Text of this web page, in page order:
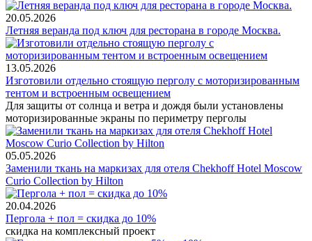
20.05.2026
Летняя веранда под ключ для ресторана в городе Москва.
13.05.2026
Изготовили отдельно стоящую перголу с моторизированным
тентом и встроенным освещением
Для защиты от солнца и ветра и дождя были установлены
моторизированные экраны по периметру перголы
05.05.2026
Заменили ткань на маркизах для отеля Chekhoff Hotel Moscow
Curio Collection by Hilton
20.04.2026
Пергола + пол = скидка до 10%
скидка на комплексный проект